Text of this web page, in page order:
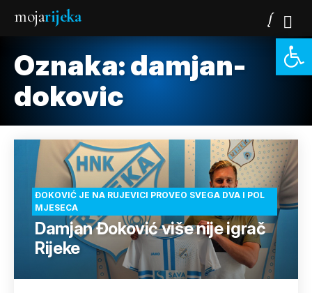
mojarijeka
Oznaka:damjan-
dokovic
ĐOKOVIĆ JE NA RUJEVICI PROVEO SVEGA DVA I POL
MJESECA
Damjan Đoković više nije igrač
Rijeke